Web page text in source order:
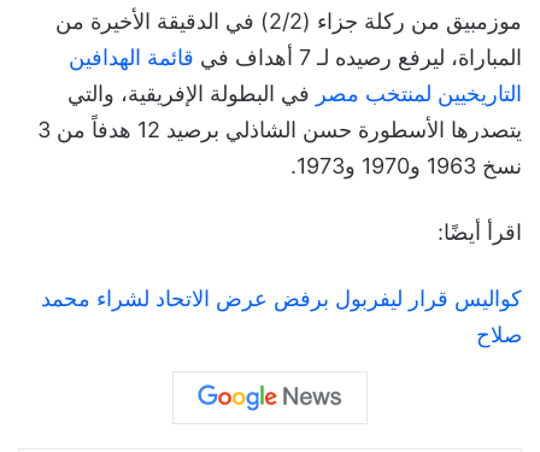
موزمبيق من ركلة جزاء (2/2) في الدقيقة الأخيرة من
المباراة، ليرفع رصيده لـ 7 أهداف في
قائمة الهدافين
التاريخيين لمنتخب مصر في البطولة الإفريقية، والتي
يتصدرها الأسطورة حسن الشاذلي برصيد 12 هدفاً من 3
نسخ 1963 و1970 و1973.
اقرأ أيضًا:
كواليس قرار ليفربول برفض عرض الاتحاد لشراء محمد
صلاح